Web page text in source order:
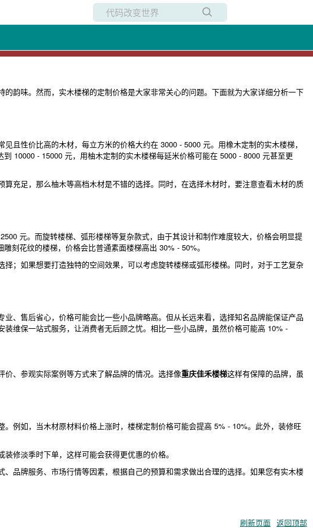
当前博客
韵味。然而，实木楼梯的定制价格是大家非常关心的问题。下面就为大家详细分析一下
且性价比高的木材，每立方米的价格大约在 3000 - 5000 元。用橡木定制的实木楼梯，
10000 - 15000 元，用柚木定制的实木楼梯每延米价格可能在 5000 - 8000 元甚至更
充足，那么柚木等高档木材是不错的选择。同时，在选择木材时，要注意查看木材的质
元。而旋转楼梯、弧形楼梯等复杂款式，由于其设计和制作难度较大，价格会明显提
刻花纹的楼梯，价格会比普通素面楼梯高出 30% - 50%。
；如果想要打造独特的空间效果，可以考虑旋转楼梯或弧形楼梯。同时，对于工艺复杂
、售后省心，价格可能会比一些小品牌略高。但从长远来看，选择知名品牌能保证产品
维保一站式服务，让消费者无后顾之忧。相比一些小品牌，虽然价格可能高 10% -
、参观实际案例等方式来了解品牌的情况。选择像重庆佳禾楼梯这样有保障的品牌，虽
例如，当木材原材料价格上涨时，楼梯定制价格可能会提高 5% - 10%。此外，装修旺
修淡季时下单，这样可能会获得更优惠的价格。
品牌服务、市场行情等因素，根据自己的预算和需求做出合理的选择。如果您有实木楼
刷新页面 返回顶部